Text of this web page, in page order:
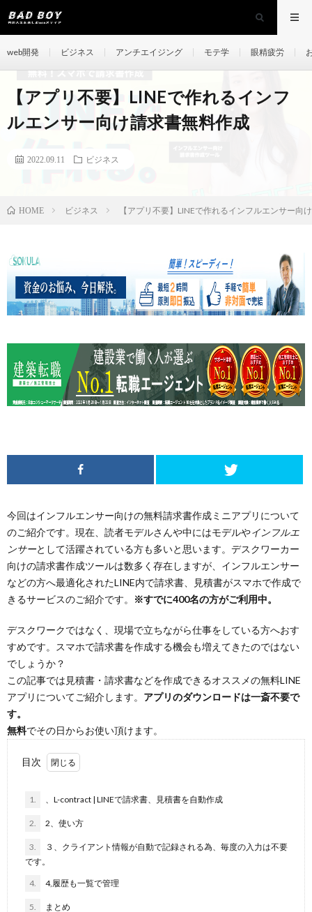
web開発 ビジネス アンチエイジング モテ学 眼精疲労
【アプリ不要】LINEで作れるインフ
ルエンサー向け請求書無料作成
2022.09.11 ビジネス
HOME ビジネス 【アプリ不要】LINEで作れるインフルエンサー向
今回はインフルエンサー向けの無料請求書作成ミニアプリについて
のご紹介です。現在、読者モデルさんや中にはモデルやインフルエ
ンサーとして活躍されている方も多いと思います。デスクワーカー
向けの請求書作成ツールは数多く存在しますが、インフルエンサー
などの方へ最適化されたLINE内で請求書、見積書がスマホで作成で
きるサービスのご紹介です。
※すでに400名の方がご利用中。
デスクワークではなく、現場で立ちながら仕事をしている方へおす
すめです。スマホで請求書を作成する機会も増えてきたのではない
でしょうか？
この記事では見積書・請求書などを作成できるオススメの無料LINE
アプリについてご紹介します。 アプリのダウンロードは一斎不要で
す。
無料でその日からお使い頂けます。
目次
1. 、L-contract | LINEで請求書、見積書を自動作成
2. 2、使い方
3.
３、クライアント情報が自動で記録される為、毎度の入力は不要
です。
4. 4,履歴も一覧で管理
5. まとめ